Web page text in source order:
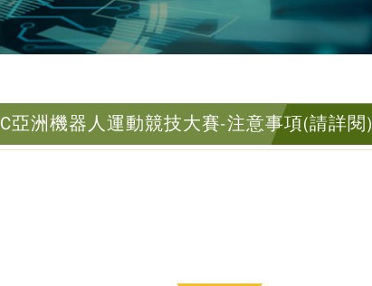
亞洲機器人運動競技大賽-注意事項(請詳閱)